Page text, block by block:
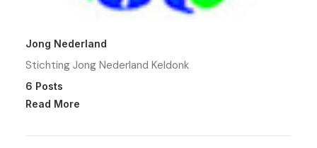
Jong Nederland
Stichting Jong Nederland Keldonk
6 Posts
Read More